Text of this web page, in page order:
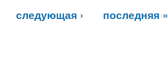
следующая › последняя »